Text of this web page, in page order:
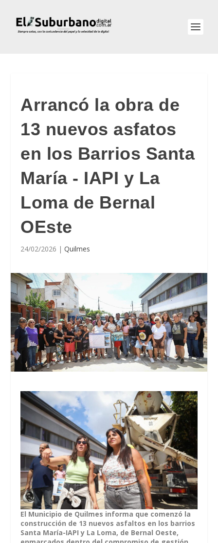
Arrancó la obra de
13 nuevos asfatos
en los Barrios Santa
María - IAPI y La
Loma de Bernal
OEste
24/02/2026 |Quilmes
El Municipio de Quilmes informa que comenzó la
construcción de 13 nuevos asfaltos en los barrios
Santa María-IAPI y La Loma, de Bernal Oeste,